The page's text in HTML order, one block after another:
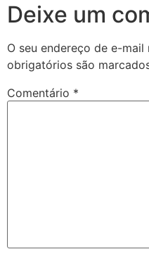
Deixe um
O seu endereço de e-
obrigatórios são
Comentário *